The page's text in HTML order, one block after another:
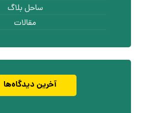
ساحل بلاگ
مقالات
آخرین دیدگاه‌ها